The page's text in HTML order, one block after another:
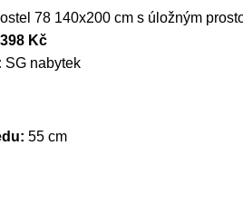
78 140x200 cm s úložným
Kč
SG nabytek
55 cm